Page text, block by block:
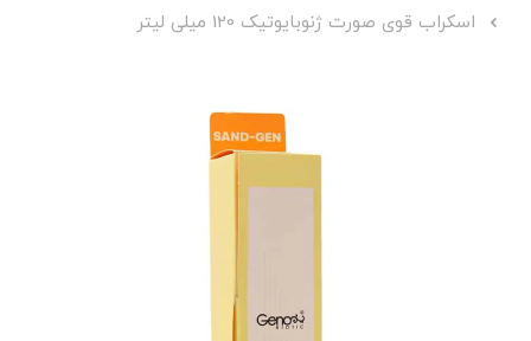
اسکراب قوی صورت ژنوبایوتیک 120 میلی لیتر